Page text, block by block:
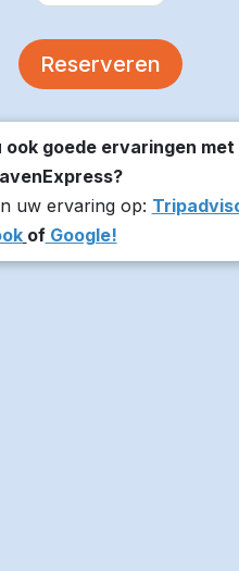
keer zou ik weer hier
Reserveren
ook goede ervaringen met
uw ervaring op:
ofGoogle!